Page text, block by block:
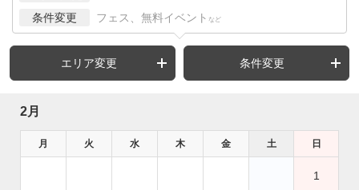
条件変更 フェス、無料イベント など
エリア変更 条件変更
2月
月 火 水 木 金 土 日
1